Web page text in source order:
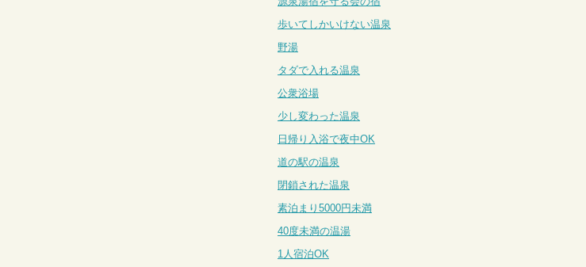
歩いてしかいけない温泉
野湯
タダで入れる温泉
公衆浴場
少し変わった温泉
日帰り入浴で夜中OK
道の駅の温泉
閉鎖された温泉
素泊まり5000円未満
40度未満の温湯
1人宿泊OK